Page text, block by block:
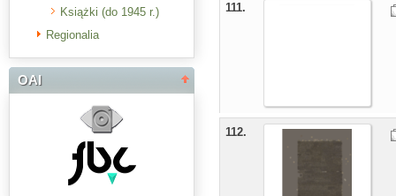
Książki (do 1945 r.)
Regionalia
OAI
111.
112.